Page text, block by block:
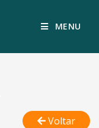
MENU
Voltar